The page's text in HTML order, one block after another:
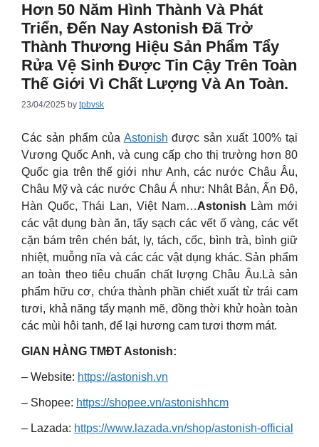
Hơn 50 Năm Hình Thành Và Phát
Triển, Đến Nay Astonish Đã Trở
Thành Thương Hiệu Sản Phẩm Tẩy
Rửa Vệ Sinh Được Tin Cậy Trên Toàn
Thế Giới Vì Chất Lượng Và An Toàn.
23/04/2025 by tpbvsk
Các sản phẩm của Astonish được sản xuất 100% tại
Vương Quốc Anh, và cung cấp cho thị trường hơn 80
Quốc gia trên thế giới như Anh, các nước Châu Âu,
Châu Mỹ và các nước Châu Á như: Nhật Bản, Ấn Độ,
Hàn Quốc, Thái Lan, Việt Nam…Astonish Làm mới
các vật dụng bàn ăn, tẩy sạch các vết ố vàng, các vết
cặn bám trên chén bát, ly, tách, cốc, bình trà, bình giữ
nhiệt, muỗng nĩa và các các vật dụng khác. Sản phẩm
an toàn theo tiêu chuẩn chất lượng Châu Âu.Là sản
phẩm hữu cơ, chứa thành phần chiết xuất từ trái cam
tươi, khả năng tẩy mạnh mẽ, đồng thời khử hoàn toàn
các mùi hôi tanh, để lại hương cam tươi thơm mát.
GIAN HÀNG TMĐT Astonish:
– Website: https://astonish.vn
– Shopee: https://shopee.vn/astonishhcm
– Lazada: https://www.lazada.vn/shop/astonish-official